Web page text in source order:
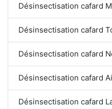
Désinsectisation cafard
Désinsectisation cafard
Désinsectisation cafard
Désinsectisation cafard
Désinsectisation cafard